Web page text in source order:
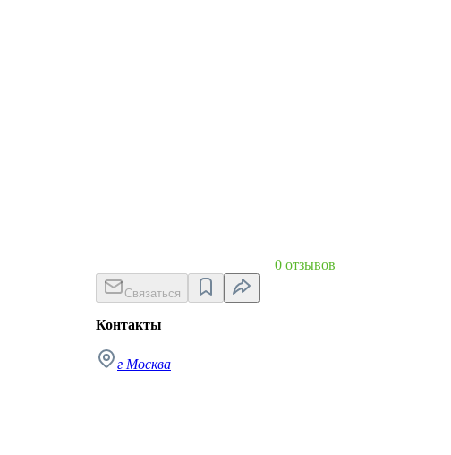
0 отзывов
Связаться
Контакты
г Москва